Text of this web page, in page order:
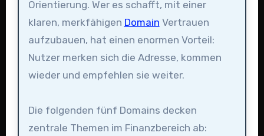
Orientierung. Wer es schafft, mit einer
klaren, merkfähigen Domain Vertrauen
aufzubauen, hat einen enormen Vorteil:
Nutzer merken sich die Adresse, kommen
wieder und empfehlen sie weiter.
Die folgenden fünf Domains decken
zentrale Themen im Finanzbereich ab: